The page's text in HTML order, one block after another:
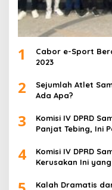
1
Cabor e-Sport
2023
2
Sejumlah Atlet
Ada Apa?
3
Komisi IV DPRD
Panjat Tebing, Ini
4
Komisi IV DPRD
Kerusakan Ini
Kalah Dramatis